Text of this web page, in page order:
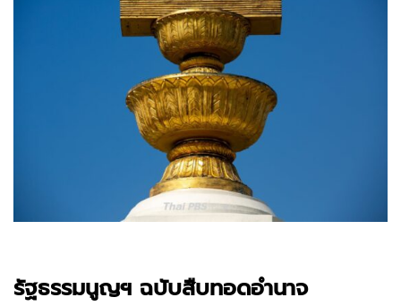
รัฐธรรมนูญฯ ฉบับสืบทอดอำนาจ